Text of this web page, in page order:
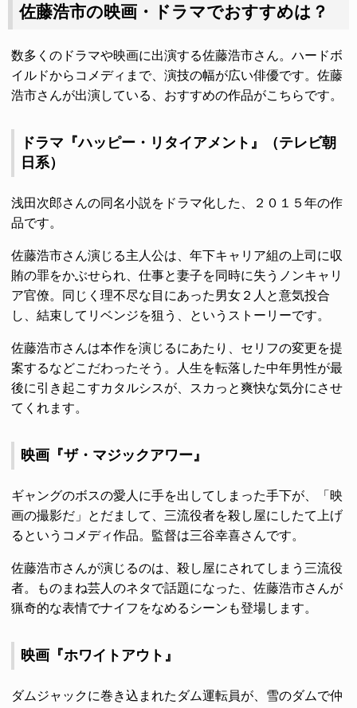
佐藤浩市の映画・ドラマでおすすめは？
数多くのドラマや映画に出演する佐藤浩市さん。ハードボ
イルドからコメディまで、演技の幅が広い俳優です。佐藤
浩市さんが出演している、おすすめの作品がこちらです。
ドラマ『ハッピー・リタイアメント』（テレビ朝
日系）
浅田次郎さんの同名小説をドラマ化した、２０１５年の作
品です。
佐藤浩市さん演じる主人公は、年下キャリア組の上司に収
賄の罪をかぶせられ、仕事と妻子を同時に失うノンキャリ
ア官僚。同じく理不尽な目にあった男女２人と意気投合
し、結束してリベンジを狙う、というストーリーです。
佐藤浩市さんは本作を演じるにあたり、セリフの変更を提
案するなどこだわったそう。人生を転落した中年男性が最
後に引き起こすカタルシスが、スカっと爽快な気分にさせ
てくれます。
映画『ザ・マジックアワー』
ギャングのボスの愛人に手を出してしまった手下が、「映
画の撮影だ」とだまして、三流役者を殺し屋にしたて上げ
るというコメディ作品。監督は三谷幸喜さんです。
佐藤浩市さんが演じるのは、殺し屋にされてしまう三流役
者。ものまね芸人のネタで話題になった、佐藤浩市さんが
猟奇的な表情でナイフをなめるシーンも登場します。
映画『ホワイトアウト』
ダムジャックに巻き込まれたダム運転員が、雪のダムで仲